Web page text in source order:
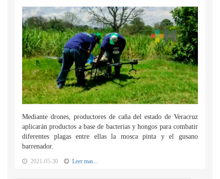
Mediante drones, productores de caña del estado de Veracruz
aplicarán productos a base de bacterias y hongos para combatir
diferentes plagas entre ellas la mosca pinta y el gusano
barrenador.
2021-05-30 Leer mas...